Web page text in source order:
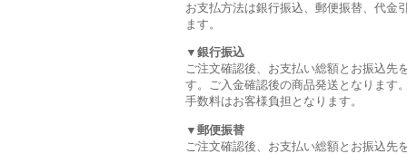
お支払方法は銀行振込、郵便振替、代金
ます。
▼銀行振込
ご注文確認後、お支払い総額とお振込先
す。ご入金確認後の商品発送となります
手数料はお客様負担となります。
▼郵便振替
ご注文確認後、お支払い総額とお振込先